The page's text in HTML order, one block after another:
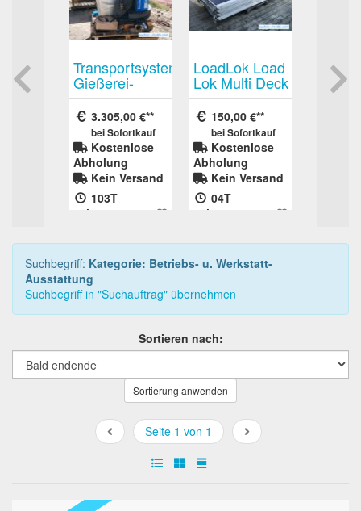
Transportsystem
Gießerei-
Ausgusssystem
Flüssigmetall
Aluminium
Schenk G-
Gerät Gießerei
Gabelstapler-
Anbaugerät
3.305,00 €
bei Sofortkauf
Kostenlose
Abholung
Kein Versand
Inland
103T
02h:15m:33s
LoadLok Load
Lok Multi Deck
4 Stück
Zwischenboden
für
Sattelauflieger
oder
Kofferanhänger
ähnlich
Layerlok
150,00 €
bei Sofortkauf
Kostenlose
Abholung
Kein Versand
Inland
04T
14h:25m:35s
Suchbegriff: Kategorie: Betriebs- u. Werkstatt-
Ausstattung
Suchbegriff in "Suchauftrag" übernehmen
Sortieren nach:
Sortierung anwenden
Seite 1 von 1